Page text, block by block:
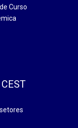
Curso